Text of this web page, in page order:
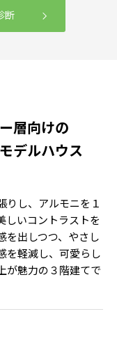
断
層向けの
デルハウス
りし、アルモニを１
しいコントラストを
を出しつつ、やさし
を軽減し、可愛らし
が魅力の３階建てで